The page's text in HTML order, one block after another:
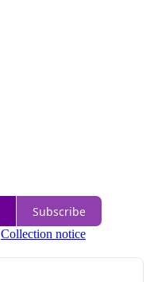
Subscribe
Collection notice